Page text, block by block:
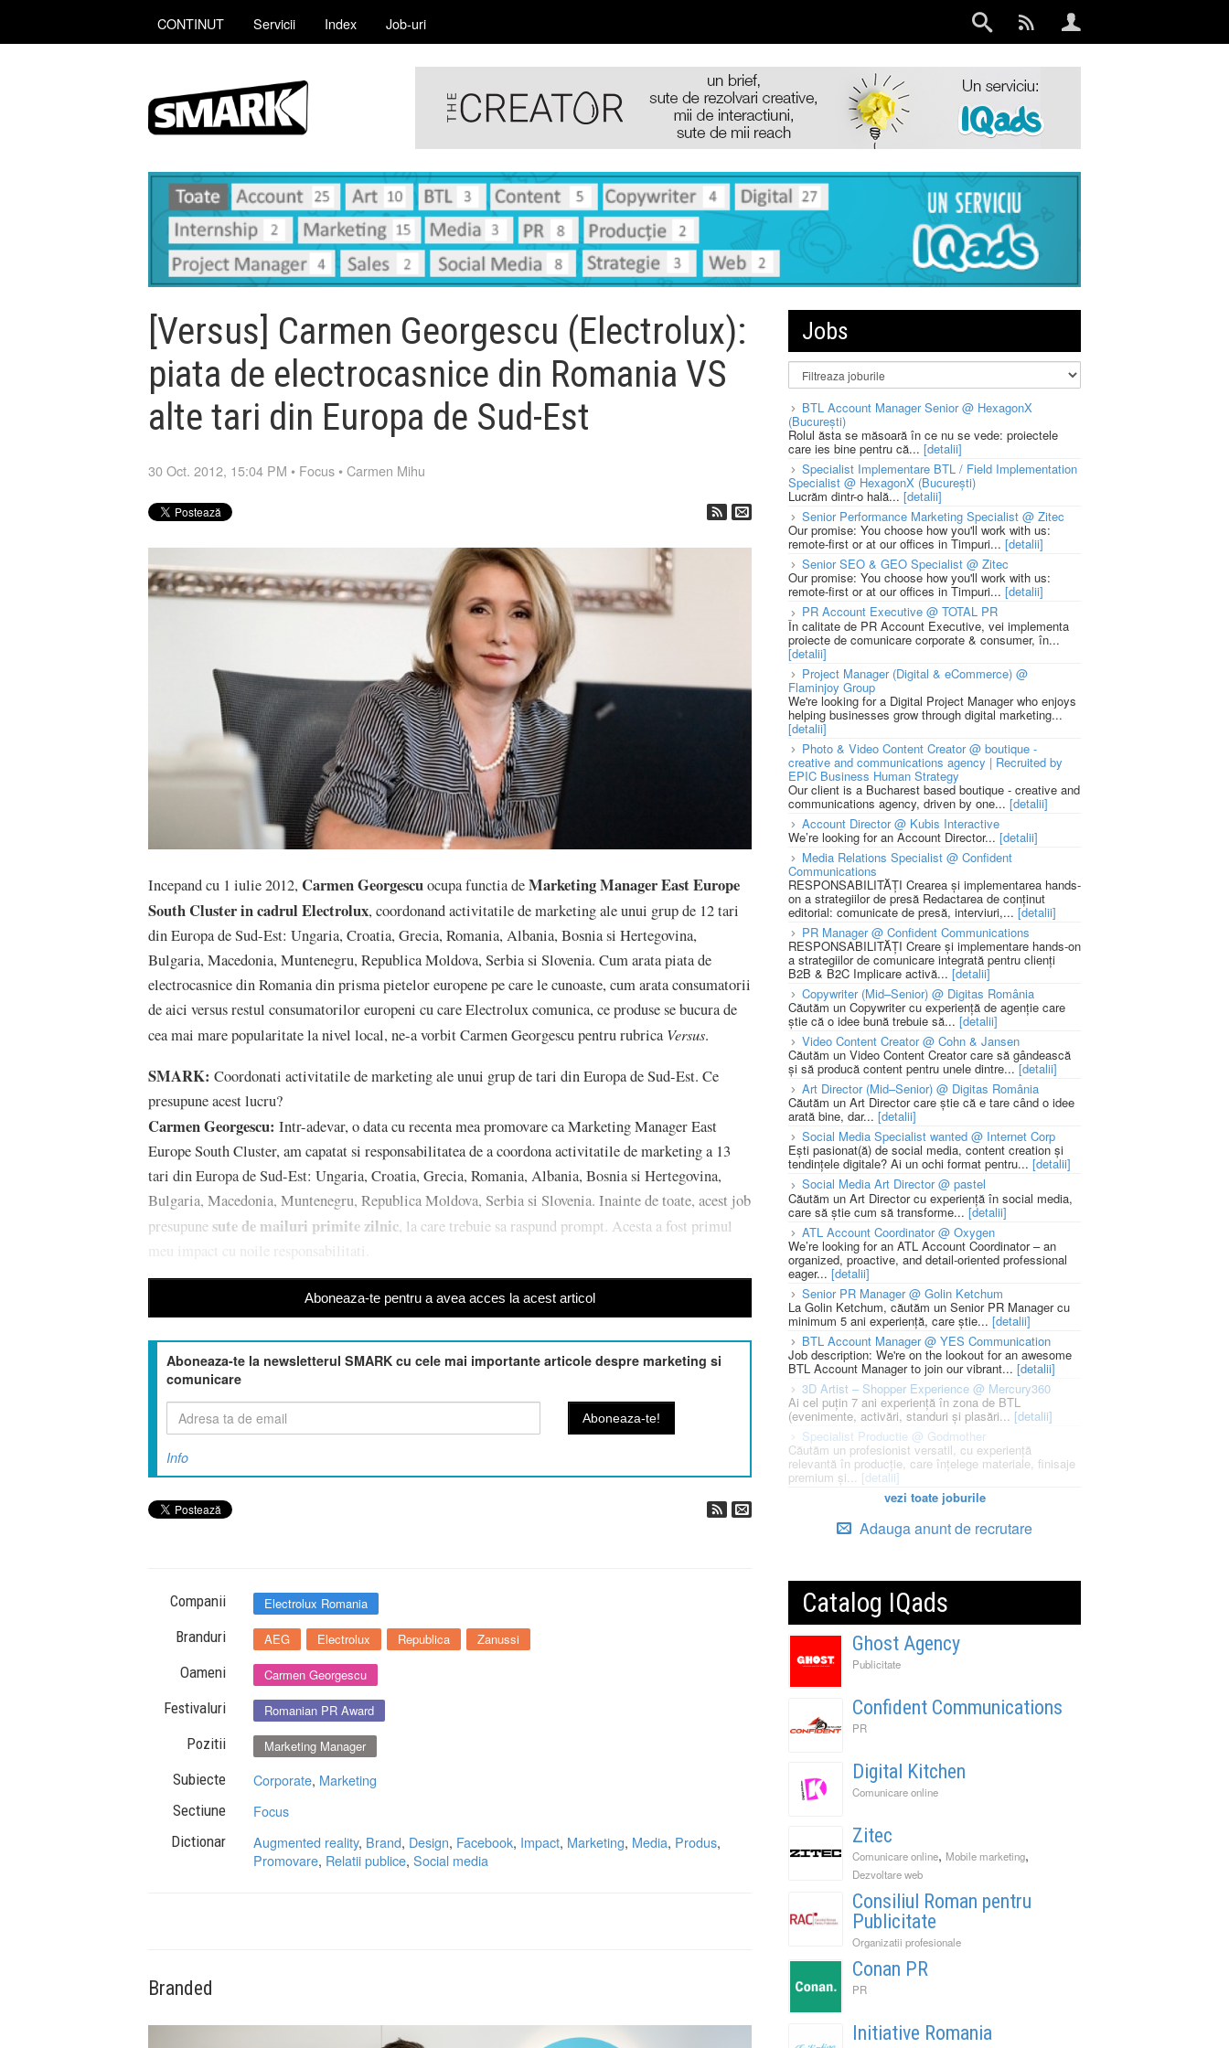
CONTINUT Servicii Index Job-uri
[Versus] Carmen Georgescu (Electrolux):
piata de electrocasnice din Romania VS
alte tari din Europa de Sud-Est
30 Oct. 2012, 15:04 PM • Focus •Carmen Mihu
Incepand cu 1 iulie 2012, Carmen Georgescuocupa functia deMarketing Manager East Europe
South Cluster in cadrul Electrolux, coordonand activitatile de marketing ale unui grup de 12 tari
din Europa de Sud-Est: Ungaria, Croatia, Grecia, Romania, Albania, Bosnia si Hertegovina,
Bulgaria, Macedonia, Muntenegru, Republica Moldova, Serbia si Slovenia. Cum arata piata de
electrocasnice din Romania din prisma pietelor europene pe care le cunoaste, cum arata consumatorii
de aici versus restul consumatorilor europeni cu care Electrolux comunica, ce produse se bucura de
cea mai mare popularitate la nivel local, ne-a vorbit Carmen Georgescu pentru rubrica Versus.
SMARK: Coordonati activitatile de marketing ale unui grup de tari din Europa de Sud-Est. Ce
presupune acest lucru?
Carmen Georgescu: Intr-adevar, o data cu recenta mea promovare ca Marketing Manager East
Europe South Cluster, am capatat si responsabilitatea de a coordona activitatile de marketing a 13
tari din Europa de Sud-Est: Ungaria, Croatia, Grecia, Romania, Albania, Bosnia si Hertegovina,
Bulgaria, Macedonia, Muntenegru, Republica Moldova, Serbia si Slovenia. Inainte de toate, acest job
presupunesute de mailuri primite zilnic, la care trebuie sa raspund prompt. Acesta a fost primul
meu impact cu noile responsabilitati.
Aboneaza-te pentru a avea acces la acest articol
Aboneaza-te la newsletterul SMARK cu cele mai importante articole despre marketing si
comunicare
Info
Companii Electrolux Romania
Branduri AEG Electrolux Republica Zanussi
Oameni Carmen Georgescu
Festivaluri Romanian PR Award
Pozitii Marketing Manager
Subiecte Corporate, Marketing
Sectiune Focus
Dictionar Augmented reality, Brand, Design, Facebook, Impact, Marketing, Media, Produs,
Promovare, Relatii publice, Social media
Branded
Jobs
BTL Account Manager Senior @ HexagonX
(București)
Rolul ăsta se măsoară în ce nu se vede: proiectele
care ies bine pentru că... [detalii]
Specialist Implementare BTL / Field Implementation
Specialist @ HexagonX (București)
Lucrăm dintr-o hală... [detalii]
Senior Performance Marketing Specialist @ Zitec
Our promise: You choose how you'll work with us:
remote-first or at our offices in Timpuri... [detalii]
Senior SEO & GEO Specialist @ Zitec
Our promise: You choose how you'll work with us:
remote-first or at our offices in Timpuri... [detalii]
PR Account Executive @ TOTAL PR
În calitate de PR Account Executive, vei implementa
proiecte de comunicare corporate & consumer, în...
[detalii]
Project Manager (Digital & eCommerce) @
Flaminjoy Group
We're looking for a Digital Project Manager who enjoys
helping businesses grow through digital marketing...
[detalii]
Photo & Video Content Creator @ boutique -
creative and communications agency | Recruited by
EPIC Business Human Strategy
Our client is a Bucharest based boutique - creative and
communications agency, driven by one... [detalii]
Account Director @ Kubis Interactive
We’re looking for an Account Director... [detalii]
Media Relations Specialist @ Confident
Communications
RESPONSABILITĂȚI Crearea și implementarea hands-
on a strategiilor de presă Redactarea de conținut
editorial: comunicate de presă, interviuri,... [detalii]
PR Manager @ Confident Communications
RESPONSABILITĂȚI Creare și implementare hands-on
a strategiilor de comunicare integrată pentru clienți
B2B & B2C Implicare activă... [detalii]
Copywriter (Mid–Senior) @ Digitas România
Căutăm un Copywriter cu experiență de agenție care
știe că o idee bună trebuie să... [detalii]
Video Content Creator @ Cohn & Jansen
Căutăm un Video Content Creator care să gândească
și să producă content pentru unele dintre... [detalii]
Art Director (Mid–Senior) @ Digitas România
Căutăm un Art Director care știe că e tare când o idee
arată bine, dar... [detalii]
Social Media Specialist wanted @ Internet Corp
Ești pasionat(ă) de social media, content creation și
tendințele digitale? Ai un ochi format pentru... [detalii]
Social Media Art Director @ pastel
Căutăm un Art Director cu experiență în social media,
care să știe cum să transforme... [detalii]
ATL Account Coordinator @ Oxygen
We’re looking for an ATL Account Coordinator – an
organized, proactive, and detail-oriented professional
eager... [detalii]
Senior PR Manager @ Golin Ketchum
La Golin Ketchum, căutăm un Senior PR Manager cu
minimum 5 ani experiență, care știe... [detalii]
BTL Account Manager @ YES Communication
Job description: We're on the lookout for an awesome
BTL Account Manager to join our vibrant... [detalii]
3D Artist – Shopper Experience @ Mercury360
Ai cel puțin 7 ani experiență în zona de BTL
(evenimente, activări, standuri și plasări... [detalii]
Specialist Productie @ Godmother
Căutăm un profesionist versatil, cu experiență
relevantă în producție, care înțelege materiale, finisaje
premium și... [detalii]
vezi toate joburile
Adauga anunt de recrutare
Catalog IQads
Ghost Agency
Publicitate
Confident Communications
PR
Digital Kitchen
Comunicare online
Zitec
Comunicare online, Mobile marketing,
Dezvoltare web
Consiliul Roman pentru
Publicitate
Organizatii profesionale
Conan PR
PR
Initiative Romania